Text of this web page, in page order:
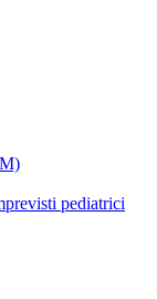
pediatrici